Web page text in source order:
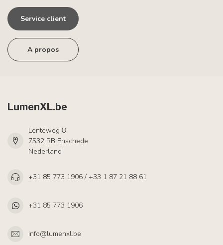
Service client
A propos
LumenXL.be
Lenteweg 8
7532 RB Enschede
Nederland
+31 85 773 1906 / +33 1 87 21 88 61
+31 85 773 1906
info@lumenxl.be